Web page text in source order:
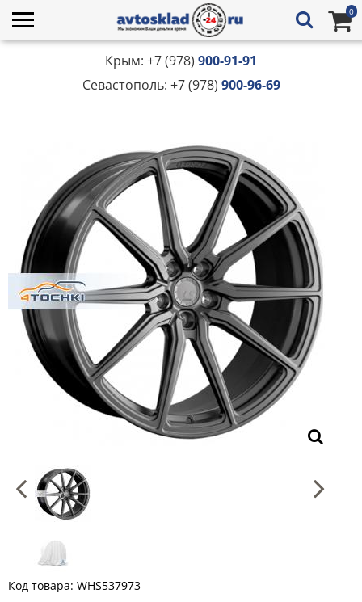
0
Крым: +7 (978) 900-91-91
Севастополь: +7 (978) 900-96-69
Код товара: WHS537973